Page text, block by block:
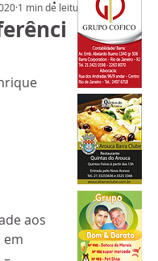
1 min de leitura
aos
em